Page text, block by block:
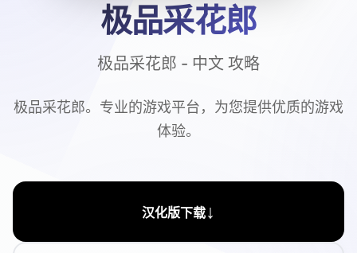
极品采花郎
极品采花郎 - 中文 攻略
极品采花郎。专业的游戏平台，为您提供优质的游戏
体验。
汉化版下载↓